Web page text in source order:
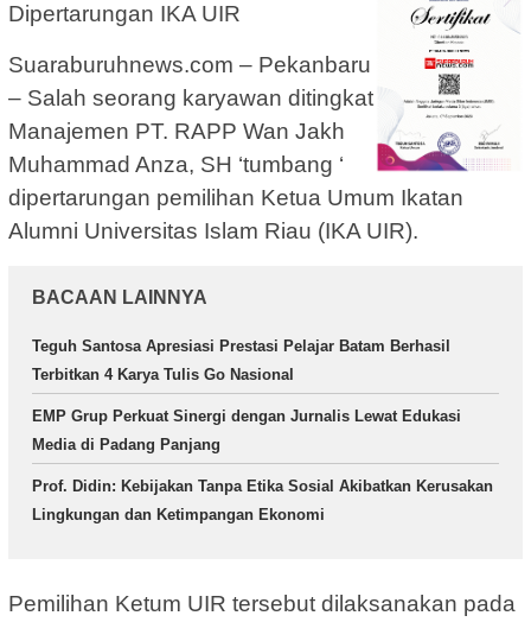
Dipertarungan IKA UIR
Suaraburuhnews.com – Pekanbaru
– Salah seorang karyawan ditingkat
Manajemen PT. RAPP Wan Jakh
Muhammad Anza, SH ‘tumbang ‘
dipertarungan pemilihan Ketua Umum Ikatan
Alumni Universitas Islam Riau (IKA UIR).
BACAAN LAINNYA
Teguh Santosa Apresiasi Prestasi Pelajar Batam Berhasil
Terbitkan 4 Karya Tulis Go Nasional
EMP Grup Perkuat Sinergi dengan Jurnalis Lewat Edukasi
Media di Padang Panjang
Prof. Didin: Kebijakan Tanpa Etika Sosial Akibatkan Kerusakan
Lingkungan dan Ketimpangan Ekonomi
Pemilihan Ketum UIR tersebut dilaksanakan pada